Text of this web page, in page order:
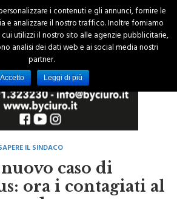
IL SINDACO
caso di
ora i contagiati al
due
i contenuti e gli annunci, fornire le
e analizzare il nostro traffico. Inoltre forniamo
utilizzi il nostro sito alle agenzie pubblicitarie,
analisi dei dati web e ai social media nostri
partner.
Accetto Leggi di più